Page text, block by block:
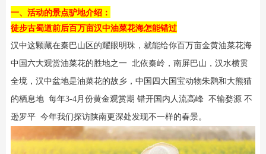
一、活动的景点驴地介绍：
徒步古蜀道前后百万亩汉中油菜花海怎能错过
汉中这颗藏在秦巴山区的耀眼明珠，就能给你百万亩金黄油菜花海
中国六大观赏油菜花的胜地之一 北依秦岭，南屏巴山，汉水横贯
全境，汉中盆地是油菜花的故乡， 中国四大国宝动物朱鹮和大熊猫
的栖息地 每年3-4月份黄金观赏期 错开国内人流高峰 不输婺源 不
逊罗平 今年我们探访陕南更深处发现不一样的春景。